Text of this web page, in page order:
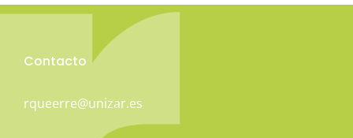
Contacto
rqueerre@unizar.es